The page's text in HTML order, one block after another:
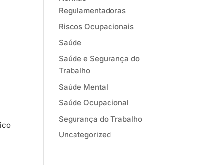
Regulamentadoras
Riscos Ocupacionais
Saúde
Saúde e Segurança do
Trabalho
Saúde Mental
Saúde Ocupacional
Segurança do Trabalho
Uncategorized